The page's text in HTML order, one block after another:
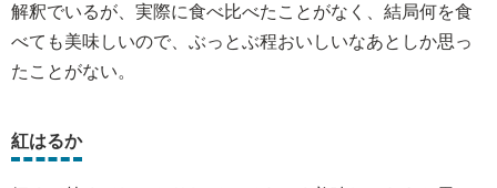
解釈でいるが、実際に食べ比べたことがなく、結局何を食
べても美味しいので、ぶっとぶ程おいしいなあとしか思っ
たことがない。
紅はるか